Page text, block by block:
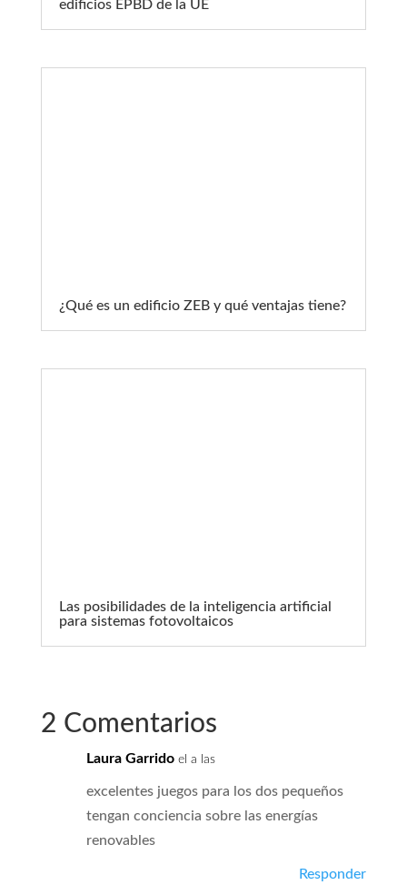
edificios EPBD de la UE
¿Qué es un edificio ZEB y qué ventajas tiene?
Las posibilidades de la inteligencia artificial
para sistemas fotovoltaicos
2 Comentarios
Laura Garrido el a las
excelentes juegos para los dos pequeños
tengan conciencia sobre las energías
renovables
Responder